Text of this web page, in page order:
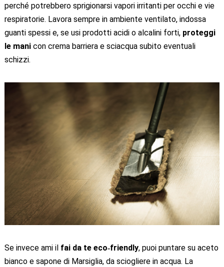
perché potrebbero sprigionarsi vapori irritanti per occhi e vie
respiratorie. Lavora sempre in ambiente ventilato, indossa
guanti spessi e, se usi prodotti acidi o alcalini forti, proteggi
le manicon crema barriera e sciacqua subito eventuali
schizzi.
Se invece ami il fai da te eco‑friendly, puoi puntare su aceto
bianco e sapone di Marsiglia, da sciogliere in acqua. La